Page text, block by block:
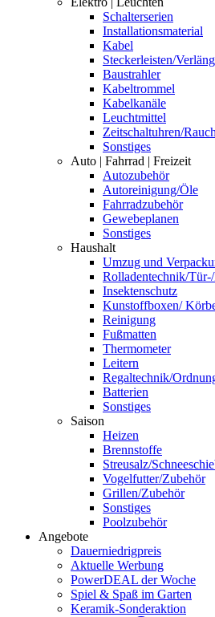
Schalterserien
Installationsmaterial
Kabel
Steckerleisten/
Baustrahler
Kabeltrommel
Kabelkanäle
Leuchtmittel
Zeitschaltuhren/
Sonstiges
Auto | Fahrrad | Freizeit
Autozubehör
Autoreinigung/Öle
Fahrradzubehör
Gewebeplanen
Sonstiges
Haushalt
Umzug und
Rolladentechnik/
Insektenschutz
Kunstoffboxen/
Reinigung
Fußmatten
Thermometer
Leitern
Regaltechnik/
Batterien
Sonstiges
Saison
Heizen
Brennstoffe
Streusalz/
Vogelfutter/Zubehör
Grillen/Zubehör
Sonstiges
Poolzubehör
Angebote
Dauerniedrigpreis
Aktuelle Werbung
PowerDEAL der Woche
Spiel & Spaß im Garten
Keramik-Sonderaktion